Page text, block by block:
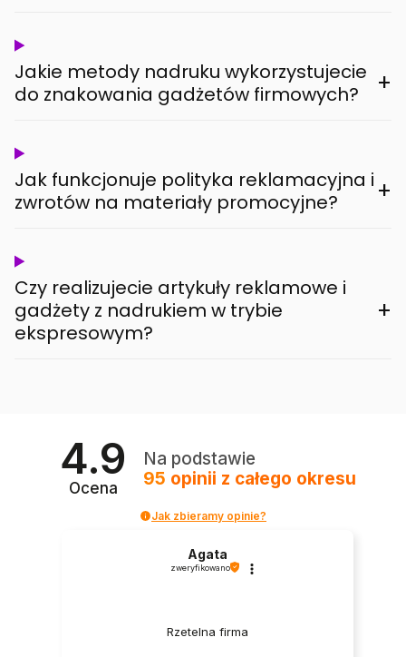
Jakie metody nadruku wykorzystujecie
do znakowania gadżetów firmowych?
+
Jak funkcjonuje polityka reklamacyjna i
zwrotów na materiały promocyjne?
+
Czy realizujecie artykuły reklamowe i
gadżety z nadrukiem w trybie
ekspresowym?
+
4.9
Ocena
Na podstawie
95 opinii z całego okresu
Jak zbieramy opinie?
Agata
zweryfikowano
Rzetelna firma